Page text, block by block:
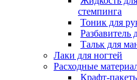
стемпинга
Тоник для
Разбавитель
Тальк для
Лаки для ногтей
Расходные
Крафт-